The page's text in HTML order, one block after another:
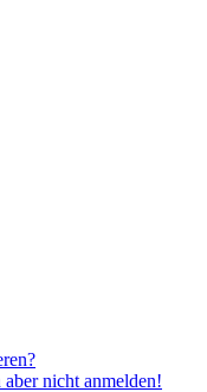
nicht anmelden!